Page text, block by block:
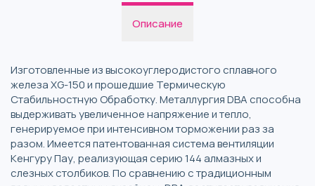
Описание
Изготовленные из высокоуглеродистого сплавного
железа XG-150 и прошедшие Термическую
Стабильностную Обработку. Металлургия DBA способна
выдерживать увеличенное напряжение и тепло,
генерируемое при интенсивном торможении раз за
разом. Имеется патентованная система вентиляции
Кенгуру Пау, реализующая серию 144 алмазных и
слезных столбиков. По сравнению с традиционным